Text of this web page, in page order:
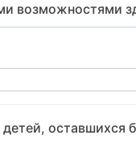
возможностями
оставшихся